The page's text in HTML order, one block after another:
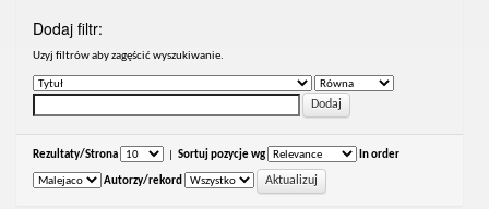
Dodaj filtr:
Uzyj filtrów aby zagęścić wyszukiwanie.
Rezultaty/Strona Sortuj pozycje wg In order
Autorzy/rekord